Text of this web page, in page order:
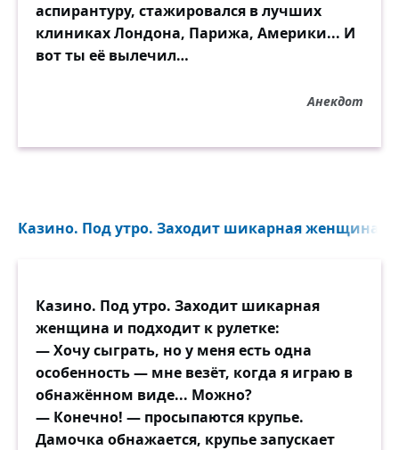
аспирантуру, стажировался в лучших
клиниках Лондона, Парижа, Америки... И
вот ты её вылечил…
Анекдот
Казино. Под утро. Заходит шикарная женщина и
Казино. Под утро. Заходит шикарная
женщина и подходит к рулетке:
— Хочу сыграть, но у меня есть одна
особенность — мне везёт, когда я играю в
обнажённом виде... Можно?
— Конечно! — просыпаются крупье.
Дамочка обнажается, крупье запускает